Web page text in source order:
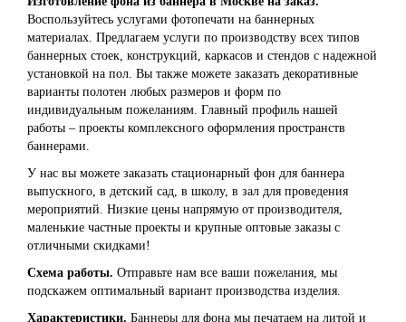
Воспользуйтесь услугами фотопечати на баннерных
материалах. Предлагаем услуги по производству всех типов
баннерных стоек, конструкций, каркасов и стендов с надежной
установкой на пол. Вы также можете заказать декоративные
варианты полотен любых размеров и форм по
индивидуальным пожеланиям. Главный профиль нашей
работы – проекты комплексного оформления пространств
баннерами.
У нас вы можете заказать стационарный фон для баннера
выпускного, в детский сад, в школу, в зал для проведения
мероприятий. Низкие цены напрямую от производителя,
маленькие частные проекты и крупные оптовые заказы с
отличными скидками!
Схема работы. Отправьте нам все ваши пожелания, мы
подскажем оптимальный вариант производства изделия.
Характеристики. Баннеры для фона мы печатаем на литой и